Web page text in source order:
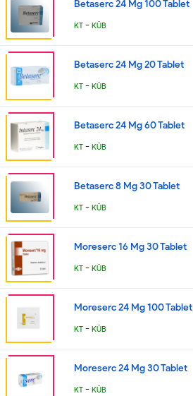
Betaserc 24 Mg 100 Tablet
KT - KÜB
Betaserc 24 Mg 20 Tablet
KT - KÜB
Betaserc 24 Mg 60 Tablet
KT - KÜB
Betaserc 8 Mg 30 Tablet
KT - KÜB
Moreserc 16 Mg 30 Tablet
KT - KÜB
Moreserc 24 Mg 100 Tablet
KT - KÜB
Moreserc 24 Mg 30 Tablet
KT - KÜB